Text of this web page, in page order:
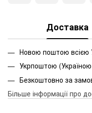
Доставка
Новою поштою всією
Укрпоштою
Безкоштовно за
Більше інформації про